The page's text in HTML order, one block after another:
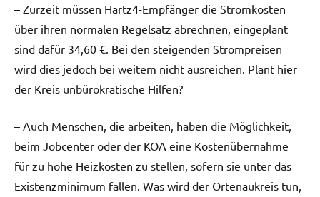
– Zurzeit müssen Hartz4-Empfänger die Stromkosten
über ihren normalen Regelsatz abrechnen, eingeplant
sind dafür 34,60 €. Bei den steigenden Strompreisen
wird dies jedoch bei weitem nicht ausreichen. Plant hier
der Kreis unbürokratische Hilfen?
– Auch Menschen, die arbeiten, haben die Möglichkeit,
beim Jobcenter oder der KOA eine Kostenübernahme
für zu hohe Heizkosten zu stellen, sofern sie unter das
Existenzminimum fallen. Was wird der Ortenaukreis tun,